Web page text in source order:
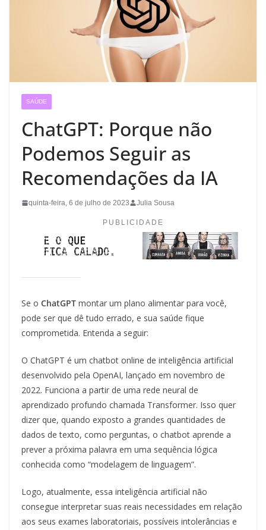
SAÚDE
ChatGPT: Porque não
Podemos Seguir as
Recomendações da IA
quinta-feira, 6 de julho de 2023 Julia Sousa
PUBLICIDADE
Se o ChatGPT montar um plano alimentar para você,
pode ser que dê tudo errado, e sua saúde fique
comprometida. Entenda a seguir:
O ChatGPT é um chatbot online de inteligência artificial
desenvolvido pela OpenAI, lançado em novembro de
2022. Funciona a partir de uma rede neural de
aprendizado profundo chamada Transformer. Isso quer
dizer que, quando exposto a grandes quantidades de
dados de texto, como perguntas, o chatbot aprende a
prever a próxima palavra em uma sequência lógica
conhecida como “modelagem de linguagem”.
Logo, atualmente, essa inteligência artificial não
consegue interpretar suas reais necessidades em relação
aos seus exames laboratoriais, possíveis intolerâncias e